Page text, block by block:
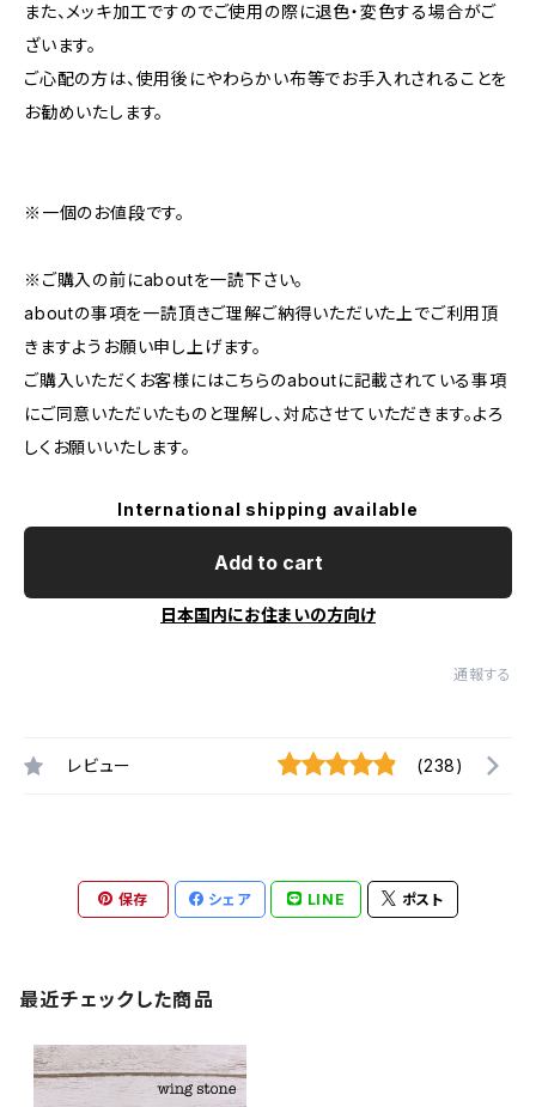
また、メッキ加工ですのでご使用の際に退色・変色する場合がご
ざいます。
ご心配の方は、使用後にやわらかい布等でお手入れされることを
お勧めいたします。
※一個のお値段です。
※ご購入の前にaboutを一読下さい。
aboutの事項を一読頂きご理解ご納得いただいた上でご利用頂
きますようお願い申し上げます。
ご購入いただくお客様にはこちらのaboutに記載されている事項
にご同意いただいたものと理解し、対応させていただきます。よろ
しくお願いいたします。
International shipping available
Add to cart
日本国内にお住まいの方向け
通報する
レビュー (238)
保存 シェア LINE ポスト
最近チェックした商品